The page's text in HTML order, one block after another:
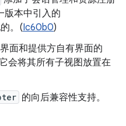
版本中引入的
。(Ic60b0)
面和提供方自有界面的
会将其所有子视图放置在
的向后兼容性支持。